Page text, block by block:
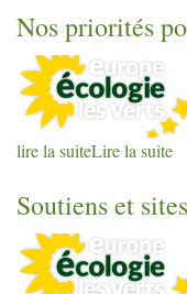
Nos priorités
lire la suiteLire la suite
Soutiens et